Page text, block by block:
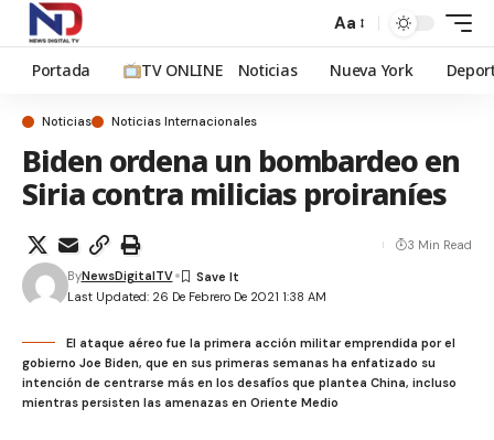
Aa
Portada TV ONLINE Noticias Nueva York
Noticias Noticias Internacionales
Biden ordena un bombardeo en
Siria contra milicias proiraníes
Last Updated: 26 De Febrero De 2021 1:38 AM
ByNewsDigitalTV
3 Min Read
El ataque aéreo fue la primera acción militar emprendida por el
gobierno Joe Biden, que en sus primeras semanas ha enfatizado su
intención de centrarse más en los desafíos que plantea China, incluso
mientras persisten las amenazas en Oriente Medio